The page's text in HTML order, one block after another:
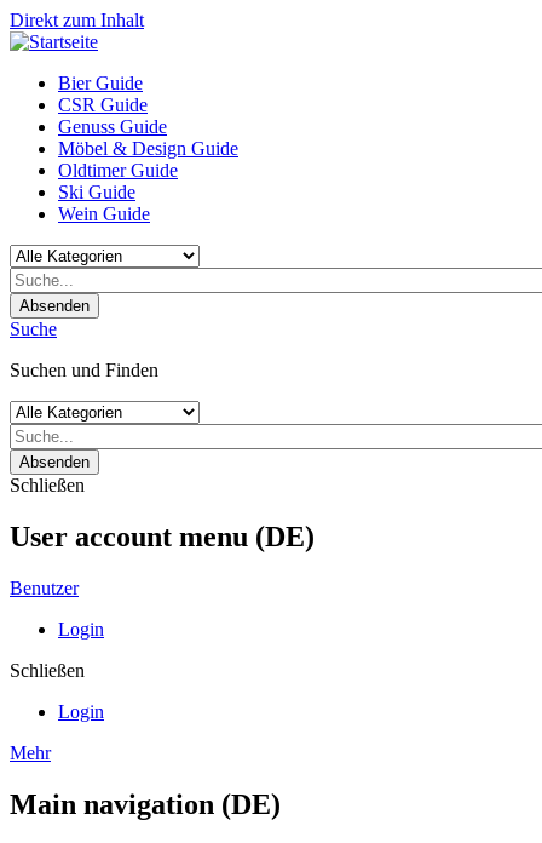
Direkt zum Inhalt
Bier Guide
CSR Guide
Genuss Guide
Möbel & Design Guide
Oldtimer Guide
Ski Guide
Wein Guide
Absenden
Suche
Suchen und Finden
Absenden
Schließen
User account menu (DE)
Benutzer
Login
Schließen
Login
Mehr
Main navigation (DE)